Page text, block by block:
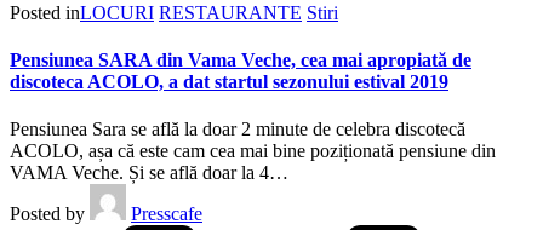
Posted inLOCURI RESTAURANTE Stiri
Pensiunea SARA din Vama Veche, cea mai apropiată de
discoteca ACOLO, a dat startul sezonului estival 2019
Pensiunea Sara se află la doar 2 minute de celebra discotecă
ACOLO, așa că este cam cea mai bine poziționată pensiune din
VAMA Veche. Și se află doar la 4…
Posted by
Presscafe